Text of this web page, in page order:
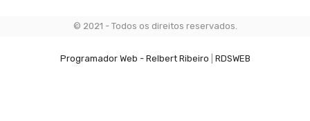
© 2021 - Todos os direitos reservados.
Programador Web - Relbert Ribeiro RDSWEB